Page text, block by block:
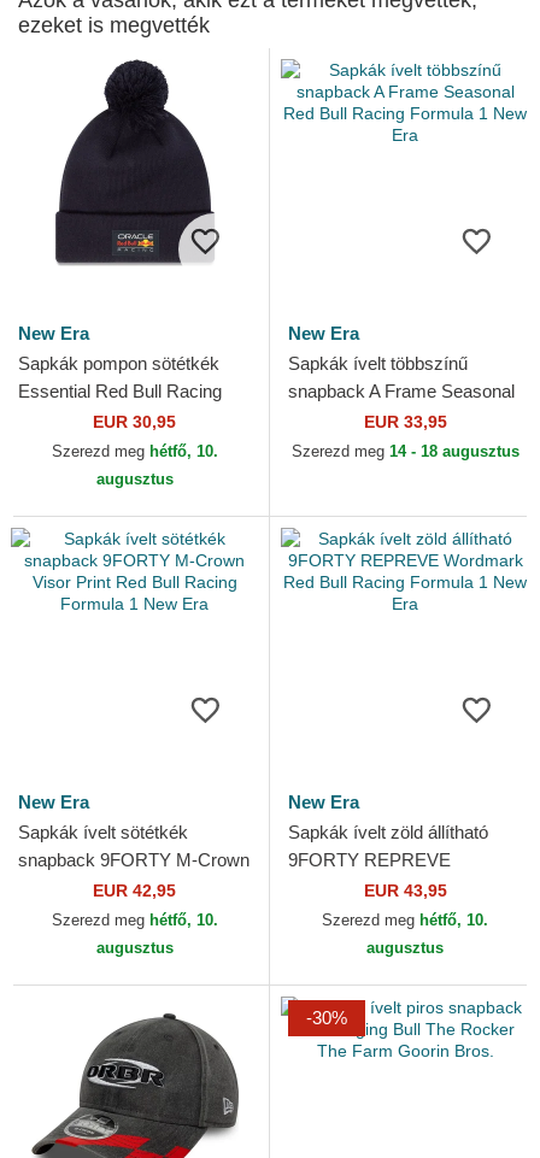
ezeket is megvették
New Era
Sapkák pompon sötétkék
Essential Red Bull Racing
Formula 1 New Era
EUR 30,95
Szerezd meg hétfő, 10.
augusztus
New Era
Sapkák ívelt többszínű
snapback A Frame Seasonal
Red Bull Racing Formula 1
New Era
EUR 33,95
Szerezd meg 14 - 18 augusztus
New Era
Sapkák ívelt sötétkék
snapback 9FORTY M-Crown
Visor Print Red Bull Racing
Formula 1 New Era
EUR 42,95
Szerezd meg hétfő, 10.
augusztus
New Era
Sapkák ívelt zöld állítható
9FORTY REPREVE
Wordmark Red Bull Racing
Formula 1 New Era
EUR 43,95
Szerezd meg hétfő, 10.
augusztus
-30%